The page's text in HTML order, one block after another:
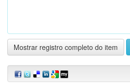
Mostrar registro completo do item